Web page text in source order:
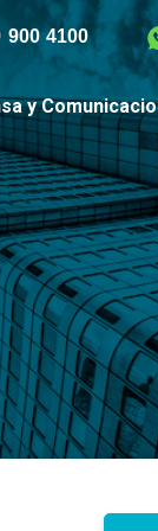
900 4100
y